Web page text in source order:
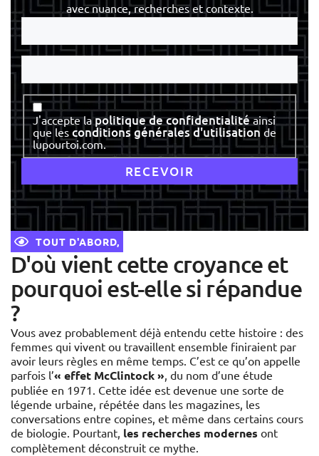
avec nuance, recherches et contexte.
Votre
e-
mail
Votre
Consentement
J'accepte lapolitique de confidentialitéainsi
que les conditions générales d'utilisation de
lupourtoi.com.
TOUT D'ABORD,
D'où vient cette croyance et
pourquoi est-elle si répandue
?
Vous avez probablement déjà entendu cette histoire : des
femmes qui vivent ou travaillent ensemble finiraient par
avoir leurs règles en même temps. C’est ce qu’on appelle
parfois l’« effet McClintock », du nom d’une étude
publiée en 1971. Cette idée est devenue une sorte de
légende urbaine, répétée dans les magazines, les
conversations entre copines, et même dans certains cours
de biologie. Pourtant, les recherches modernes ont
complètement déconstruit ce mythe.